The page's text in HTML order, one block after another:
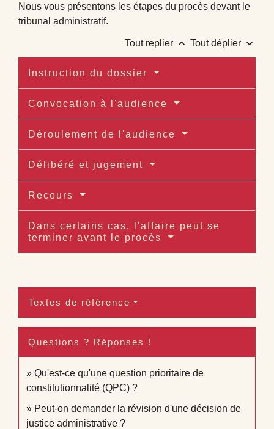
Nous vous présentons les étapes du procès devant le
tribunal administratif.
Tout replier keyboard_arrow_up Tout déplier keyboard_arrow_down
Instruction du dossier
Convocation à l'audience
Déroulement de l'audience
Délibéré et jugement
Recours
Dans certains cas, l'affaire peut se
terminer avant le procès
Textes de référence
Questions ? Réponses !
Qu'est-ce qu'une question prioritaire de
constitutionnalité (QPC) ?
Peut-on demander la révision d'une décision de
justice administrative ?